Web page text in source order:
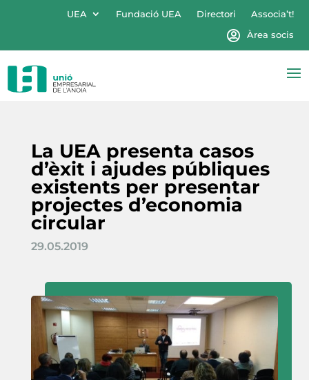
UEA Fundació UEA Directori
Associa’t!
Àrea socis
La UEA presenta casos
d’èxit i ajudes públiques
existents per presentar
projectes d’economia
circular
29.05.2019